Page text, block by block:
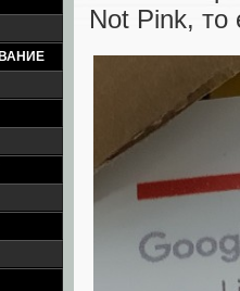
Not Pink, то